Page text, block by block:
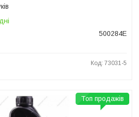
500284E
Код: 73031-5
Топ продажів